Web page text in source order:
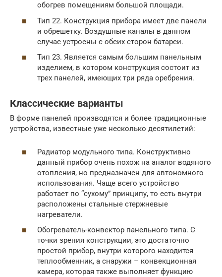
обогрев помещениям большой площади.
Тип 22. Конструкция прибора имеет две панели
и обрешетку. Воздушные каналы в данном
случае устроены с обеих сторон батареи.
Тип 23. Является самым большим панельным
изделием, в котором конструкция состоит из
трех панелей, имеющих три ряда оребрения.
Классические варианты
В форме панелей производятся и более традиционные
устройства, известные уже несколько десятилетий:
Радиатор модульного типа. Конструктивно
данный прибор очень похож на аналог водяного
отопления, но предназначен для автономного
использования. Чаще всего устройство
работает по “сухому” принципу, то есть внутри
расположены стальные стержневые
нагреватели.
Обогреватель-конвектор панельного типа. С
точки зрения конструкции, это достаточно
простой прибор, внутри которого находится
теплообменник, а снаружи – конвекционная
камера, которая также выполняет функцию